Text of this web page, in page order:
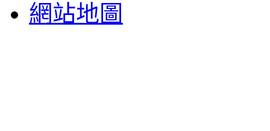
網站地圖